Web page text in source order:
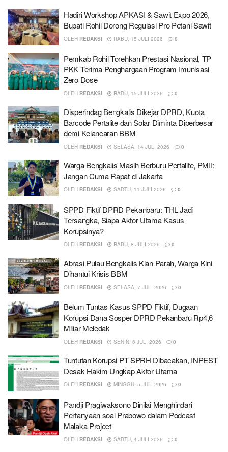
Hadiri Workshop APKASI & Sawit Expo 2026,
Bupati Rohil Dorong Regulasi Pro Petani Sawit
OLEH REDAKSI RABU, 15 JULI 2026 0
Pemkab Rohil Torehkan Prestasi Nasional, TP
PKK Terima Penghargaan Program Imunisasi
Zero Dose
OLEH REDAKSI RABU, 15 JULI 2026 0
Disperindag Bengkalis Dikejar DPRD, Kuota
Barcode Pertalite dan Solar Diminta Diperbesar
demi Kelancaran BBM
OLEH REDAKSI SELASA, 14 JULI 2026 0
Warga Bengkalis Masih Berburu Pertalite, PMII:
Jangan Cuma Rapat di Jakarta
OLEH REDAKSI SABTU, 11 JULI 2026 0
SPPD Fiktif DPRD Pekanbaru: THL Jadi
Tersangka, Siapa Aktor Utama Kasus
Korupsinya?
OLEH REDAKSI RABU, 8 JULI 2026 0
Abrasi Pulau Bengkalis Kian Parah, Warga Kini
Dihantui Krisis BBM
OLEH REDAKSI SELASA, 7 JULI 2026 0
Belum Tuntas Kasus SPPD Fiktif, Dugaan
Korupsi Dana Sosper DPRD Pekanbaru Rp4,6
Miliar Meledak
OLEH REDAKSI SENIN, 6 JULI 2026 0
Tuntutan Korupsi PT SPRH Dibacakan, INPEST
Desak Hakim Ungkap Aktor Utama
OLEH REDAKSI MINGGU, 5 JULI 2026 0
Pandji Pragiwaksono Dinilai Menghindari
Pertanyaan soal Prabowo dalam Podcast
Malaka Project
OLEH REDAKSI SABTU, 4 JULI 2026 0